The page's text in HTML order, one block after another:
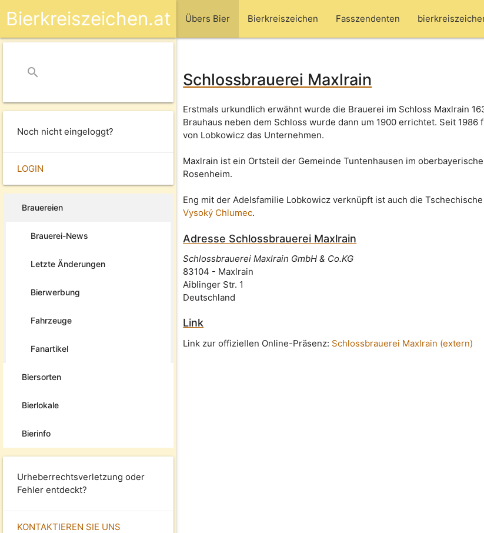
Übers Bier Bierkreiszeichen Fasszendenten
Bierkreiszeichen.at
search
Noch nicht eingeloggt?
LOGIN
Brauereien
Brauerei-News
Letzte Änderungen
Bierwerbung
Fahrzeuge
Fanartikel
Biersorten
Bierlokale
Bierinfo
Urheberrechtsverletzung oder
Fehler entdeckt?
KONTAKTIEREN SIE UNS
Schlossbrauerei Maxlrain
Erstmals urkundlich erwähnt wurde die Brauerei im Schloss Maxlrain
Brauhaus neben dem Schloss wurde dann um 1900 errichtet. Seit 1986
von Lobkowicz das Unternehmen.
Maxlrain ist ein Ortsteil der Gemeinde Tuntenhausen im
Rosenheim.
Eng mit der Adelsfamilie Lobkowicz verknüpft ist auch die
Vysoký Chlumec.
Adresse Schlossbrauerei Maxlrain
Schlossbrauerei Maxlrain GmbH & Co.KG
83104 - Maxlrain
Aiblinger Str. 1
Deutschland
Link
Link zur offiziellen Online-Präsenz: Schlossbrauerei Maxlrain (extern)